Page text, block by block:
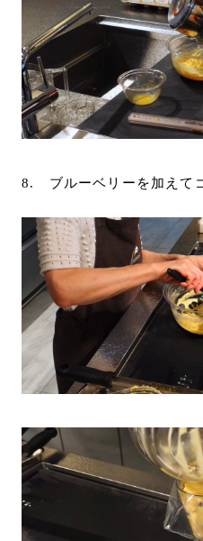
8. ブルーベリーを加えて